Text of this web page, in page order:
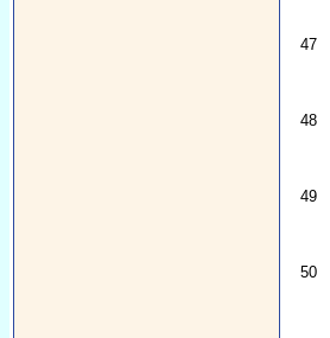
47
48
49
50